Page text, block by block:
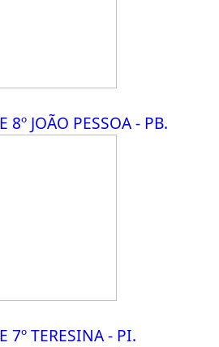
8º JOÃO PESSOA - PB.
7º TERESINA - PI.